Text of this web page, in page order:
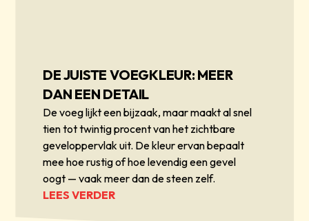
DE JUISTE VOEGKLEUR: MEER
DAN EEN DETAIL
De voeg lijkt een bijzaak, maar maakt al snel
tien tot twintig procent van het zichtbare
geveloppervlak uit. De kleur ervan bepaalt
mee hoe rustig of hoe levendig een gevel
oogt — vaak meer dan de steen zelf.
LEES VERDER